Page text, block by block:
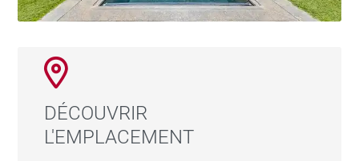
avec le centre-ville grâce aux axes A-1 et M-40, ainsi
et internationales, des centres commerciaux, des
installations sportives et de tous les services
nécessaires à une qualité de vie exceptionnelle.
Une opportunité rare pour ceux qui recherchent
DÉCOUVRIR
L'EMPLACEMENT